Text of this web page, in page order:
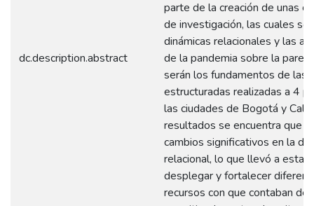
dc.description.abstract
parte de la creación de unas
de investigación, las cuales
dinámicas relacionales y las
de la pandemia sobre la
serán los fundamentos de las
estructuradas realizadas a 4
las ciudades de Bogotá y Cali.
resultados se encuentra que
cambios significativos en la
relacional, lo que llevó a estas
desplegar y fortalecer
recursos con que contaban